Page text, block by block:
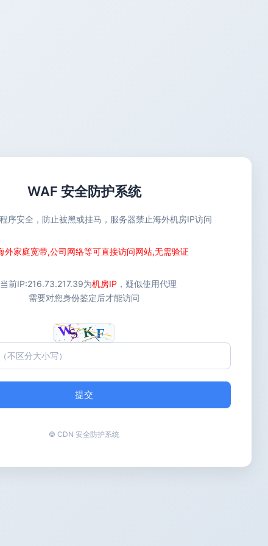
WAF 安全防护系统
序安全，防止被黑或挂马，服务器禁止海外机房IP访问
外家庭宽带,公司网络等可直接访问网站,无需验证
前IP:216.73.217.39为机房IP ，疑似使用代理
需要对您身份鉴定后才能访问
提交
© CDN 安全防护系统